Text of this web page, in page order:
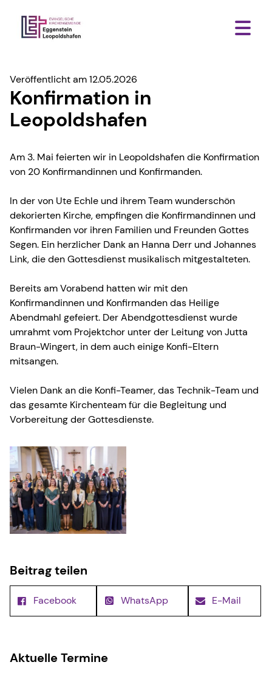
Veröffentlicht am 12.05.2026
Konfirmation in
Leopoldshafen
Am 3. Mai feierten wir in Leopoldshafen die Konfirmation
von 20 Konfirmandinnen und Konfirmanden.
In der von Ute Echle und ihrem Team wunderschön
dekorierten Kirche, empfingen die Konfirmandinnen und
Konfirmanden vor ihren Familien und Freunden Gottes
Segen. Ein herzlicher Dank an Hanna Derr und Johannes
Link, die den Gottesdienst musikalisch mitgestalteten.
Bereits am Vorabend hatten wir mit den
Konfirmandinnen und Konfirmanden das Heilige
Abendmahl gefeiert. Der Abendgottesdienst wurde
umrahmt vom Projektchor unter der Leitung von Jutta
Braun-Wingert, in dem auch einige Konfi-Eltern
mitsangen.
Vielen Dank an die Konfi-Teamer, das Technik-Team und
das gesamte Kirchenteam für die Begleitung und
Vorbereitung der Gottesdienste.
Beitrag teilen
Facebook WhatsApp E-Mail
Aktuelle Termine